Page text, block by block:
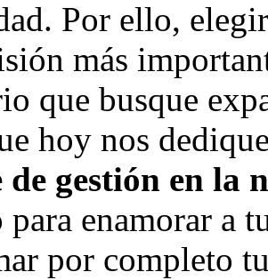
Por ello,
más
que busque
hoy nos
de gestión en la
para enamorar a
por completo